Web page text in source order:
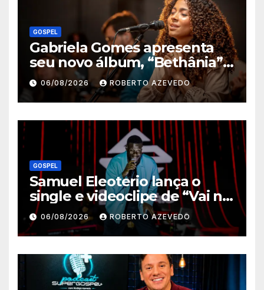
GOSPEL
Gabriela Gomes apresenta
seu novo álbum, “Bethânia”,
e o clipe de “Manso e
Humilde”, com a participação
de Jessé Perão
06/08/2026 ROBERTO AZEVEDO
GOSPEL
Samuel Eleoterio lança o
single e videoclipe de “Vai na
Marcha”
06/08/2026 ROBERTO AZEVEDO